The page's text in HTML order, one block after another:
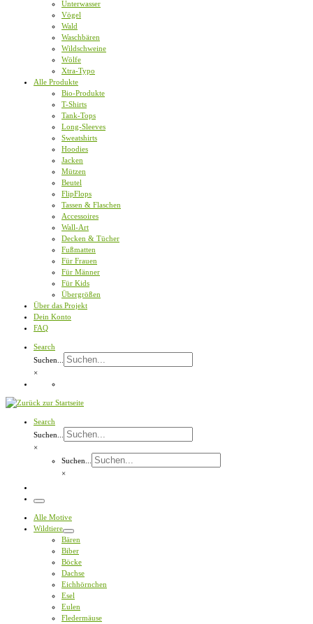
Unterwasser
Vögel
Wald
Waschbären
Wildschweine
Wölfe
Xtra-Typo
Alle Produkte
Bio-Produkte
T-Shirts
Tank-Tops
Long-Sleeves
Sweatshirts
Hoodies
Jacken
Mützen
Beutel
FlipFlops
Tassen & Flaschen
Accessoires
Wall-Art
Decken & Tücher
Fußmatten
Für Frauen
Für Männer
Für Kids
Übergrößen
Über das Projekt
Dein Konto
FAQ
Search
Suchen...
×
Search
Suchen...
×
Suchen...
×
Menü
Alle Motive
Wildtiere
Bären
Biber
Böcke
Dachse
Eichhörnchen
Esel
Eulen
Fledermäuse